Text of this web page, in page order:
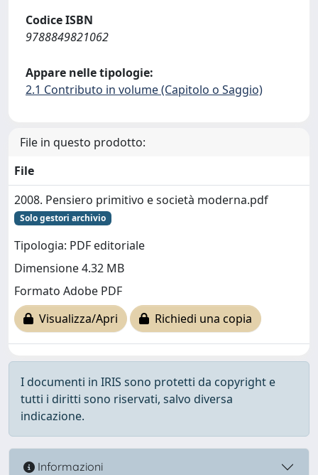
Codice ISBN
9788849821062
Appare nelle tipologie:
2.1 Contributo in volume (Capitolo o Saggio)
File in questo prodotto:
File
2008. Pensiero primitivo e società moderna.pdf
Solo gestori archivio
Tipologia: PDF editoriale
Dimensione 4.32 MB
Formato Adobe PDF
Visualizza/Apri
Richiedi una copia
I documenti in IRIS sono protetti da copyright e
tutti i diritti sono riservati, salvo diversa
indicazione.
Informazioni